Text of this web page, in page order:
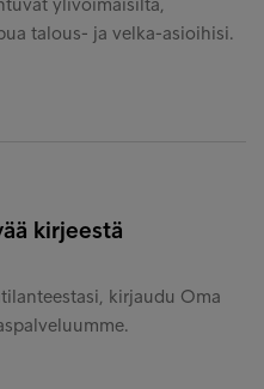
talous- ja velka-asioihisi.
kirjeestä
kirjaudu Oma